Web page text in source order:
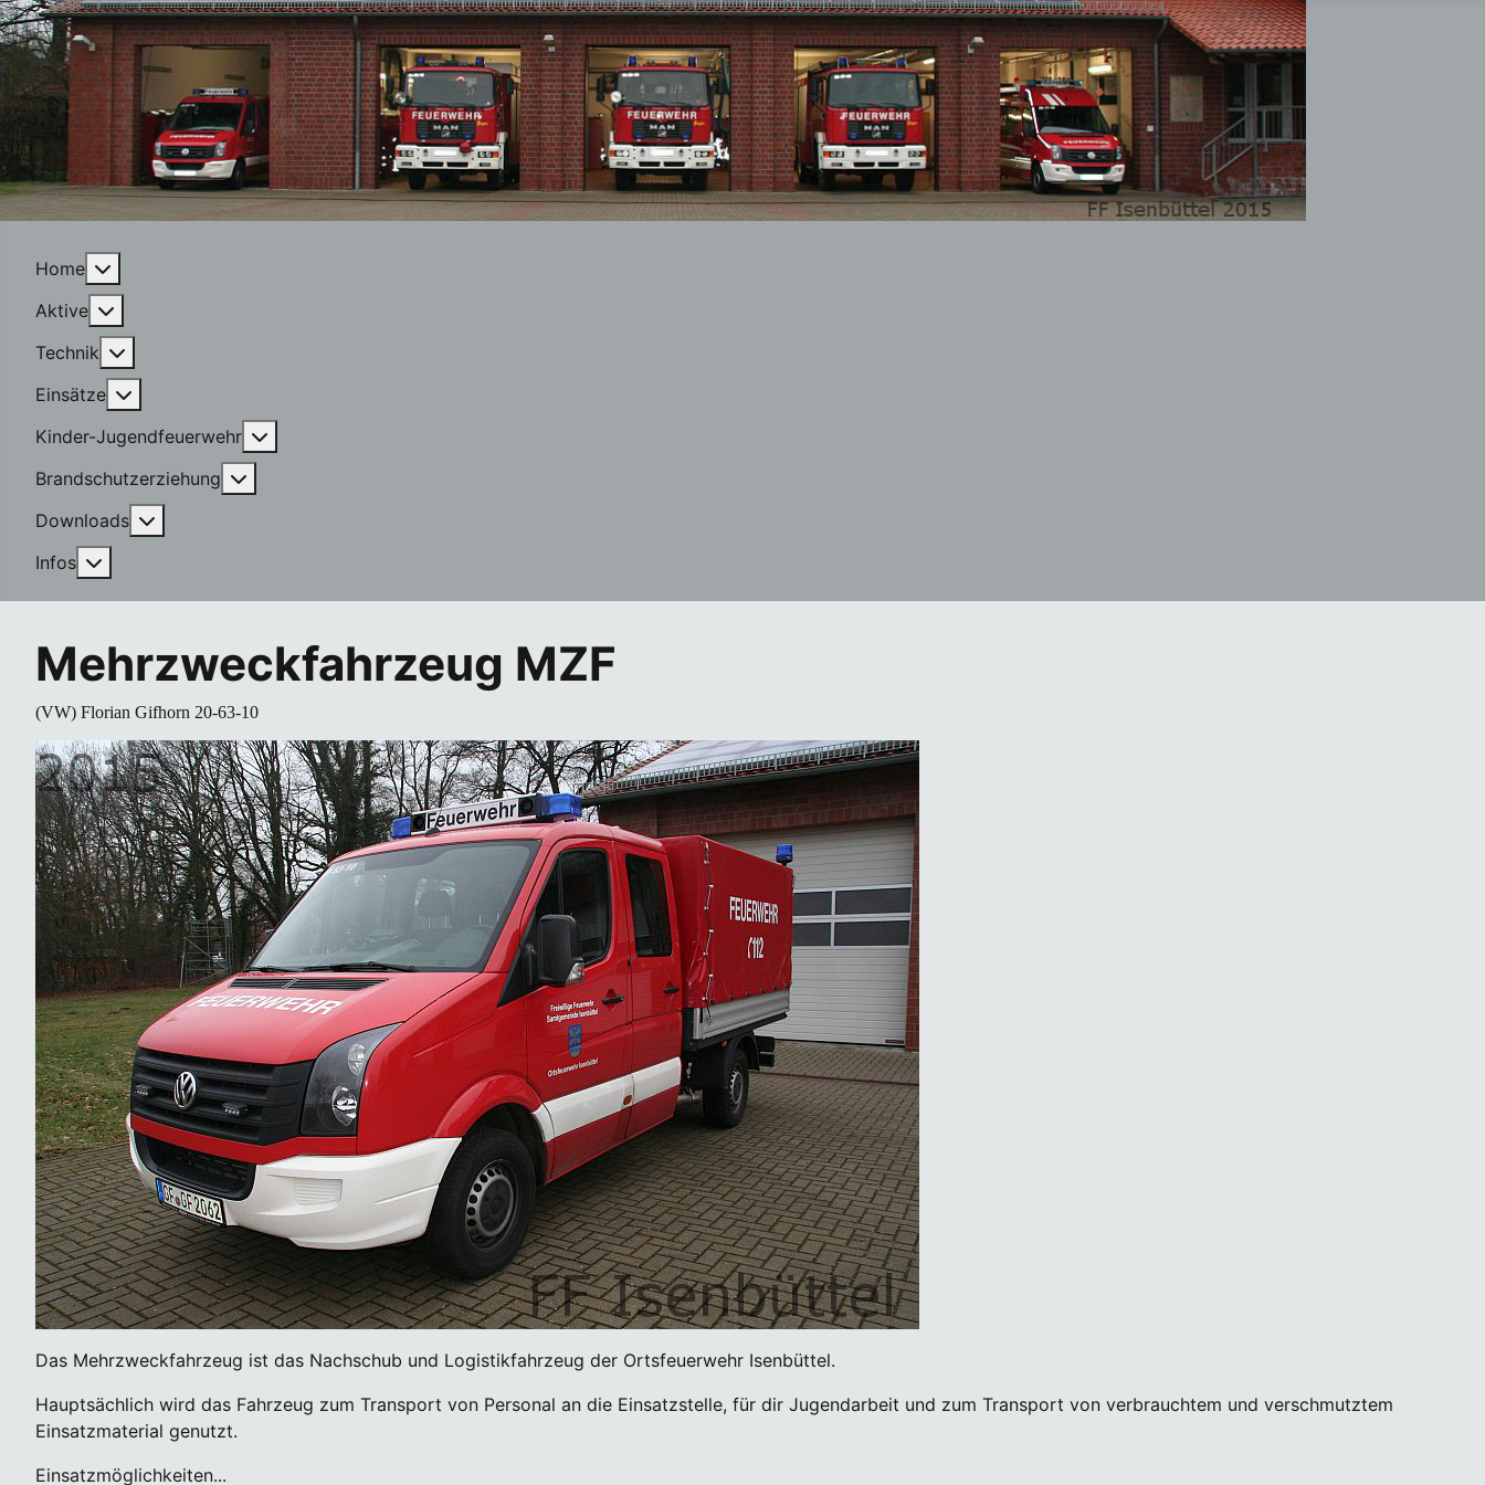
Home
Aktive
Technik
Einsätze
Kinder-Jugendfeuerwehr
Brandschutzerziehung
Downloads
Infos
Mehrzweckfahrzeug MZF
(VW) Florian Gifhorn 20-63-10
Das Mehrzweckfahrzeug ist das Nachschub und Logistikfahrzeug der Ortsfeuerwehr Isenbüttel.
Hauptsächlich wird das Fahrzeug zum Transport von Personal an die Einsatzstelle, für dir Jugendarbeit und zum Transport von verbrauchtem und verschmutztem
Einsatzmaterial genutzt.
Einsatzmöglichkeiten...